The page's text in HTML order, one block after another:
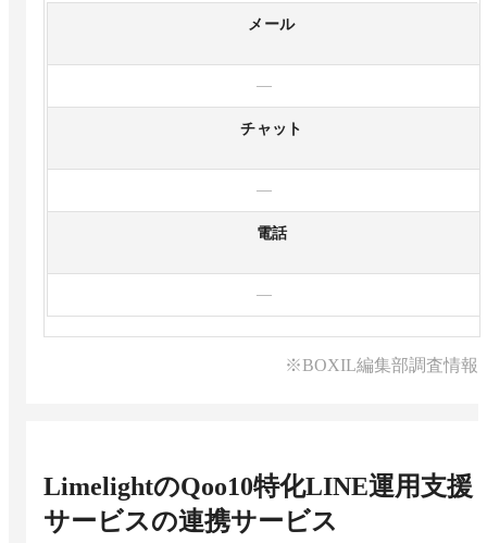
メール
—
チャット
—
電話
—
※BOXIL編集部調査情報
LimelightのQoo10特化LINE運用支援
サービスの連携サービス